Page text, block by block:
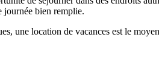
journée bien remplie.
une location de vacances est le